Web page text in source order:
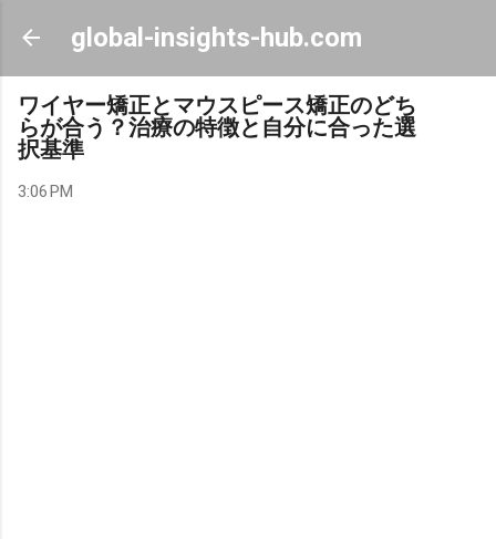
Skip to main content
global-insights-hub.com
ワイヤー矯正とマウスピース矯正のどち
らが合う？治療の特徴と自分に合った選
択基準
3:06 PM